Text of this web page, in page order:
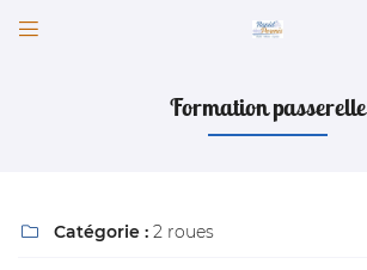

Formation passerelle
 Catégorie : 2 roues